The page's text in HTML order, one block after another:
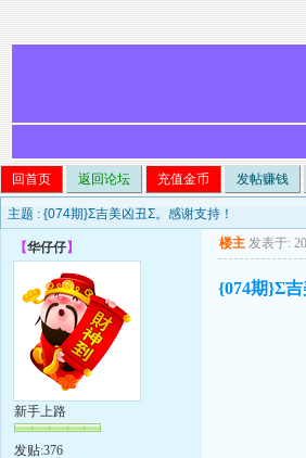
回首页 返回论坛 充值金币 发帖赚钱
主题 : {074期}Σ吉美凶丑Σ。感谢支持！
【华仔仔】
新手上路
发贴:376
楼主 发表于:
{074期}Σ吉